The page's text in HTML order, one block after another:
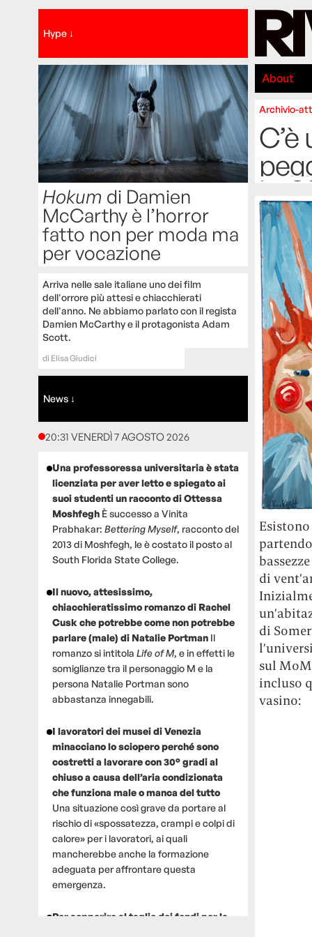
Hype ↓
Hokum di Damien
McCarthy è l’horror
fatto non per moda ma
per vocazione
Arriva nelle sale italiane uno dei film
dell'orrore più attesi e chiacchierati
dell'anno. Ne abbiamo parlato con il regista
Damien McCarthy e il protagonista Adam
Scott.
di Elisa Giudici
News ↓
20:31 VENERDÌ 7 AGOSTO 2026
Una professoressa universitaria è stata
licenziata per aver letto e spiegato ai
suoi studenti un racconto di Ottessa
Moshfegh È successo a Vinita
Prabhakar: Bettering Myself, racconto del
2013 di Moshfegh, le è costato il posto al
South Florida State College.
Il nuovo, attesissimo,
chiacchieratissimo romanzo di Rachel
Cusk che potrebbe come non potrebbe
parlare (male) di Natalie Portman Il
romanzo si intitola Life of M, e in effetti le
somiglianze tra il personaggio M e la
persona Natalie Portman sono
abbastanza innegabili.
I lavoratori dei musei di Venezia
minacciano lo sciopero perché sono
costretti a lavorare con 30° gradi al
chiuso a causa dell’aria condizionata
che funziona male o manca del tutto
Una situazione così grave da portare al
rischio di «spossatezza, crampi e colpi di
calore» per i lavoratori, ai quali
mancherebbe anche la formazione
adeguata per affrontare questa
emergenza.
Per sopperire al taglio dei fondi per la
About
Archivio-
di
di
sul
incluso
vasino: